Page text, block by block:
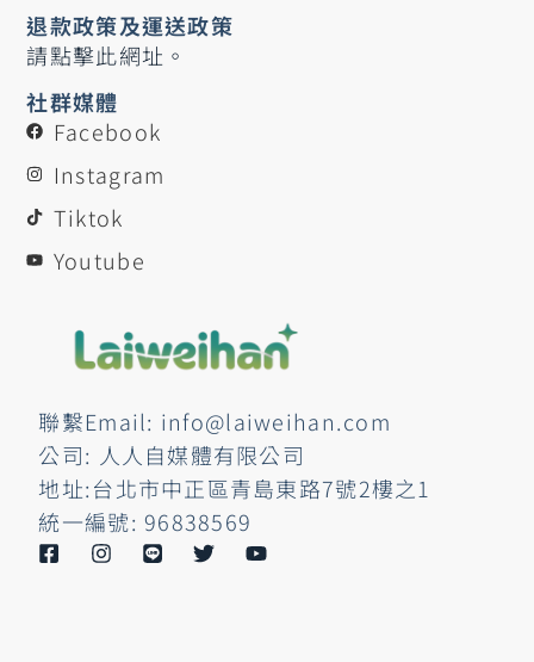
聯繫Email: info@laiweihan.com
公司: 人人自媒體有限公司
地址:台北市中正區青島東路7號2樓之1
統一編號: 96838569
社群媒體
Facebook
Instagram
Tiktok
Youtube
退款政策及運送政策
請點擊此網址。